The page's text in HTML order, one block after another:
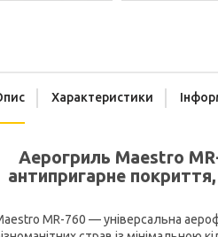
Характеристики
Аерогриль Maestro
антипригарне
MR-760 — універсальна